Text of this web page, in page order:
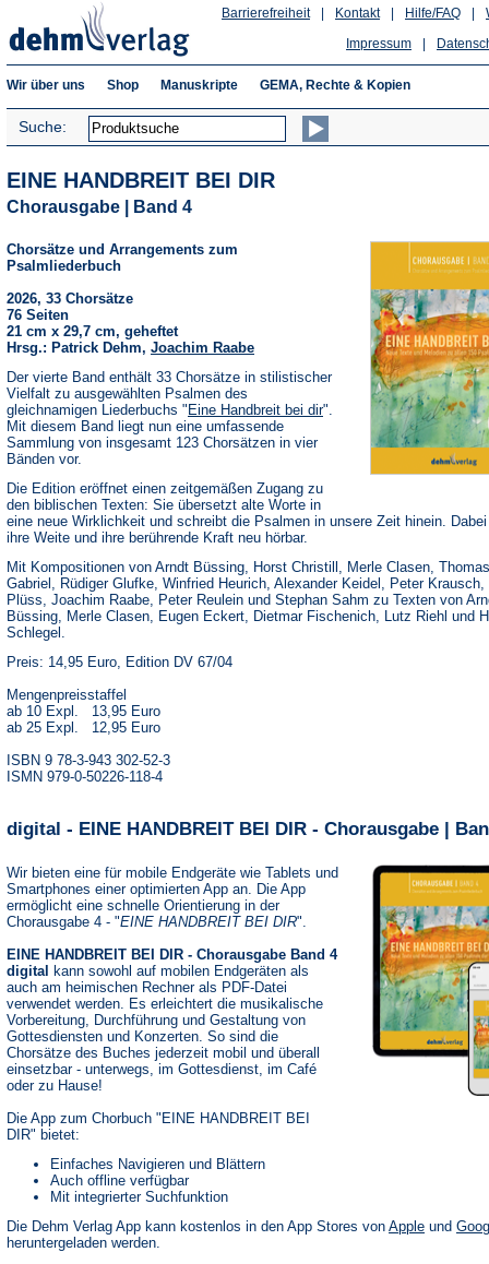
Hilfe/FAQ
Kontakt
Barrierefreiheit
Impressum
Wir über uns Shop Manuskripte GEMA, Rechte & Kopien
Suche:
EINE HANDBREIT BEI DIR
Chorausgabe | Band 4
Chorsätze und Arrangements zum
Psalmliederbuch
2026, 33 Chorsätze
76 Seiten
21 cm x 29,7 cm, geheftet
Hrsg.: Patrick Dehm, Joachim Raabe
Der vierte Band enthält 33 Chorsätze in stilistischer
Vielfalt zu ausgewählten Psalmen des
gleichnamigen Liederbuchs " Eine Handbreit bei dir".
Mit diesem Band liegt nun eine umfassende
Sammlung von insgesamt 123 Chorsätzen in vier
Bänden vor.
Die Edition eröffnet einen zeitgemäßen Zugang zu
den biblischen Texten: Sie übersetzt alte Worte in
eine neue Wirklichkeit und schreibt die Psalmen in unsere Zeit hinein. Dabei
ihre Weite und ihre berührende Kraft neu hörbar.
Mit Kompositionen von Arndt Büssing, Horst Christill, Merle Clasen, Thomas
Gabriel, Rüdiger Glufke, Winfried Heurich, Alexander Keidel, Peter Krausch,
Plüss, Joachim Raabe, Peter Reulein und Stephan Sahm zu Texten von
Büssing, Merle Clasen, Eugen Eckert, Dietmar Fischenich, Lutz Riehl und
Schlegel.
Preis: 14,95 Euro, Edition DV 67/04
Mengenpreisstaffel
ab 10 Expl. 13,95 Euro
ab 25 Expl. 12,95 Euro
ISBN 9 78-3-943 302-52-3
ISMN 979-0-50226-118-4
digital - EINE HANDBREIT BEI DIR - Chorausgabe |
Wir bieten eine für mobile Endgeräte wie Tablets und
Smartphones einer optimierten App an. Die App
ermöglicht eine schnelle Orientierung in der
Chorausgabe 4 - "EINE HANDBREIT BEI DIR".
EINE HANDBREIT BEI DIR - Chorausgabe Band 4
digital kann sowohl auf mobilen Endgeräten als
auch am heimischen Rechner als PDF-Datei
verwendet werden. Es erleichtert die musikalische
Vorbereitung, Durchführung und Gestaltung von
Gottesdiensten und Konzerten. So sind die
Chorsätze des Buches jederzeit mobil und überall
einsetzbar - unterwegs, im Gottesdienst, im Café
oder zu Hause!
Die App zum Chorbuch "EINE HANDBREIT BEI
DIR" bietet:
Einfaches Navigieren und Blättern
Auch offline verfügbar
Mit integrierter Suchfunktion
Die Dehm Verlag App kann kostenlos in den App Stores von Apple(Öffnet
und
heruntergeladen werden.